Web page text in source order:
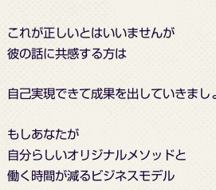
これが正しいとはいいませんが
彼の話に共感する方は
自己実現できて成果を出していきまし
もしあなたが
自分らしいオリジナルメソッドと
働く時間が減るビジネスモデル